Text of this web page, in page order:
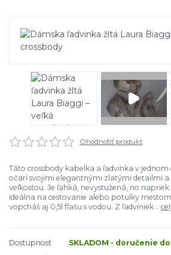
Ohodnotiť produkt
Táto crossbody kabelka a ľadvinka v jednom
očarí svojimi elegantnými zlatými detailmi
veľkosťou. Je ľahká, nevystužená, no
ideálna na cestovanie alebo potulky
vopcháš aj 0,5l fľašu s vodou. Z ľadviniek...
Dostupnosť
SKLADOM - doručenie